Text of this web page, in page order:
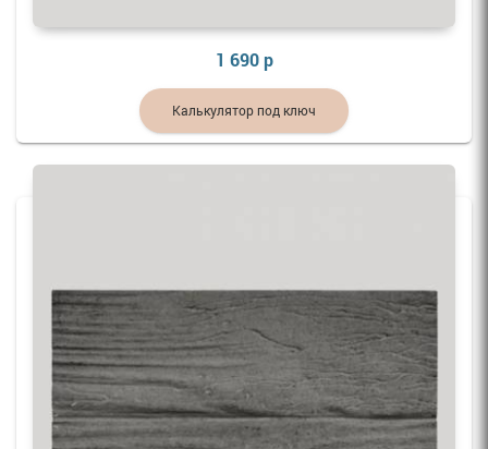
1 690 р
Калькулятор под ключ